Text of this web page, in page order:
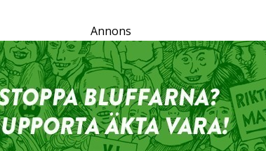
Annons